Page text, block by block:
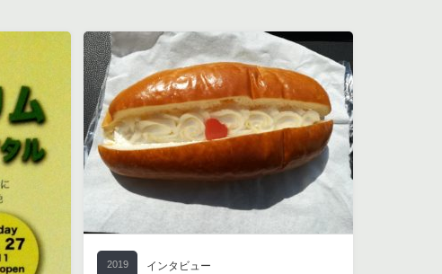
2019
インタビュー